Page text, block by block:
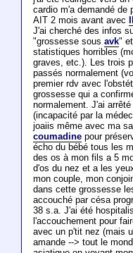
cardio m'a demandé de
AIT 2 mois avant avec
J'ai cherché des infos
"grossesse sous avk"
statistiques horribles
graves, etc.). Les trois
passés normalement
premier rdv avec
grossesse qui a
normalement. J'ai
(incapacité par la
joaiis même avec ma
coumadinepour
écho du bébé tous les
des os à mon fils a 5
d'os du nez et a les
mon couple, mon
dans cette grossesse
accouché par césa
38 s.a. J'ai été
l'accouchement pour
avec un p'tit nez (mais
amande --> tout le